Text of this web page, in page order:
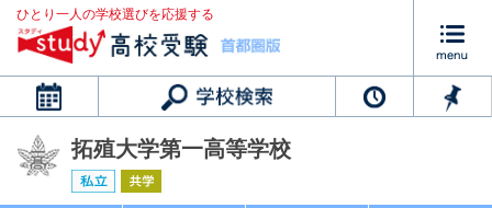
ひとり一人の学校選びを応援する
カレンダー
拓殖大学第一高等学校